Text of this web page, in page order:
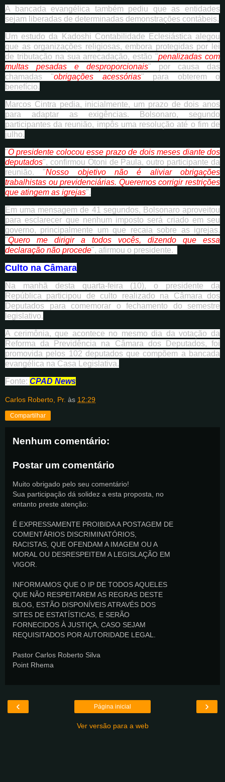
A bancada evangélica também pediu que as entidades
sejam liberadas de determinadas demonstrações contábeis.
Um estudo da Kadoshi Contabilidade Eclesiástica alegou
que as organizações religiosas, embora protegidas por lei
de tributação na sua arrecadação, estão "penalizadas com
multas pesadas e desproporcionais" por causa das
chamadas "obrigações acessórias" para obterem o
benefício.
Marcos Cintra pedia, inicialmente, um prazo de dois anos
para adaptar as exigências. Bolsonaro, segundo
participantes da reunião, impôs uma resolução até o fim de
julho.
"O presidente colocou esse prazo de dois meses diante dos
deputados", confirmou Otoni de Paula, outro participante da
reunião. "Nosso objetivo não é aliviar obrigações
trabalhistas ou previdenciárias. Queremos corrigir restrições
que atingem as igrejas".
Em uma mensagem de 41 segundos, Bolsonaro aproveitou
para esclarecer que nenhum imposto será criado em seu
governo, principalmente um que recaia sobre as igrejas.
"Quero me dirigir a todos vocês, dizendo que essa
declaração não procede", afirmou o presidente.
Culto na Câmara
Na manhã desta quarta-feira (10), o presidente da
República participou de culto realizado na Câmara dos
Deputados para comemorar o fechamento do semestre
legislativo.
A cerimônia, que acontece no mesmo dia da votação da
Reforma da Previdência na Câmara dos Deputados, foi
promovida pelos 102 deputados que compõem a bancada
evangélica na Casa Legislativa.
Fonte: CPAD News
Carlos Roberto, Pr. às 12:29
Compartilhar
Nenhum comentário:
Postar um comentário
Muito obrigado pelo seu comentário!
Sua participação dá solidez a esta proposta, no
entanto preste atenção:
É EXPRESSAMENTE PROIBIDA A POSTAGEM DE
COMENTÁRIOS DISCRIMINATÓRIOS,
RACISTAS, QUE OFENDAM A IMAGEM OU A
MORAL OU DESRESPEITEM A LEGISLAÇÃO EM
VIGOR.
INFORMAMOS QUE O IP DE TODOS AQUELES
QUE NÃO RESPEITAREM AS REGRAS DESTE
BLOG, ESTÃO DISPONÍVEIS ATRAVÉS DOS
SITES DE ESTATÍSTICAS, E SERÃO
FORNECIDOS À JUSTIÇA, CASO SEJAM
REQUISITADOS POR AUTORIDADE LEGAL.
Pastor Carlos Roberto Silva
Point Rhema
‹ ›
Página inicial
Ver versão para a web